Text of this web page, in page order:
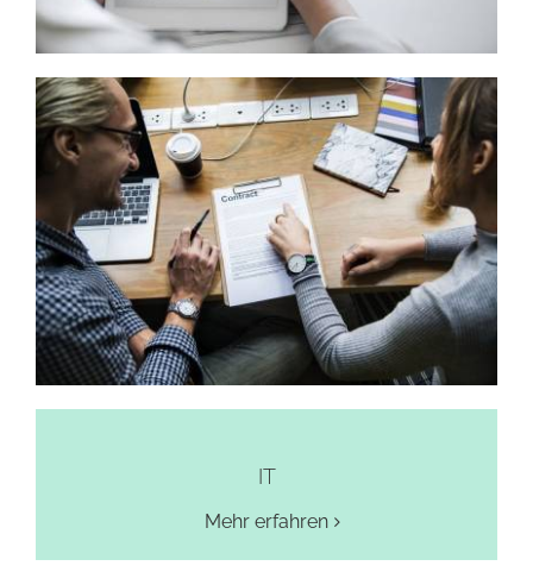
IT
Mehr erfahren